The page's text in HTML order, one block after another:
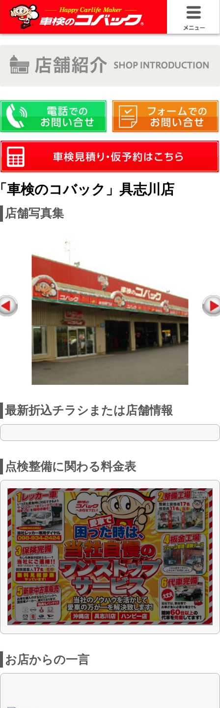
HOME
お問い合わ
車検サービ
安さの構造
20年50万キ
車検のコバック」具志川店
店舗写真集
最新折込チラシまたは店舗情報
点検整備に関わる料金表
お店からの一言
私たち車検のコバック具志川店は、平成
14年3月にうるま市前原にオープンしま
した。年間車検台数は3000台以上、車検
だけでなく一般整備や法定点検、オイ
ル・タイヤ交換等、車に関する事でした
ら何でもお気軽に御相談下さい。
近隣には、イオン具志川店が真向かいに
あり、うるマルシェ等の商業施設もあ
り、お車の点検をしている間のお買い物
にも便利です。是非、皆様の御来店を社
店舗詳細
車検のコバック 具志川店